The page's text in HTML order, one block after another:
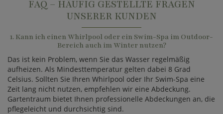
FAQ – HÄUFIG GESTELLTE FRAGEN
UNSERER KUNDEN
1. Kann ich einen Whirlpool oder ein Swim-Spa im Outdoor-
Bereich auch im Winter nutzen?
Das ist kein Problem, wenn Sie das Wasser regelmäßig
aufheizen. Als Mindesttemperatur gelten dabei 8 Grad
Celsius. Sollten Sie Ihren Whirlpool oder Ihr Swim-Spa eine
Zeit lang nicht nutzen, empfehlen wir eine Abdeckung.
Gartentraum bietet Ihnen professionelle Abdeckungen an, die
pflegeleicht und durchsichtig sind.